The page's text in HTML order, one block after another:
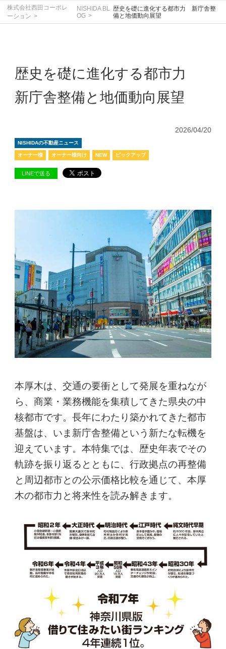
株式会社西田コーポレ
ーション
NISHIDA BL
OG
歴史を礎に進化する都市力 新庁舎整
備と地価動向展望
歴史を礎に進化する都市力
新庁舎整備と地価動向展望
2026/04/20
NISHIDAの不動産ニュース
オーナー様 オーナー様向け NEW ピックアップ
LINEで送る
本厚木は、交通の要衝として発展を重ねなが
ら、商業・業務機能を集積してきた県央の中
核都市です。長年にわたり築かれてきた都市
基盤は、いま新庁舎整備という新たな転機を
迎えています。本特集では、歴史年表でその
軌跡を振り返るとともに、行政拠点の再整備
と周辺都市との公示価格比較を通じて、本厚
木の都市力と将来性を読み解きます。